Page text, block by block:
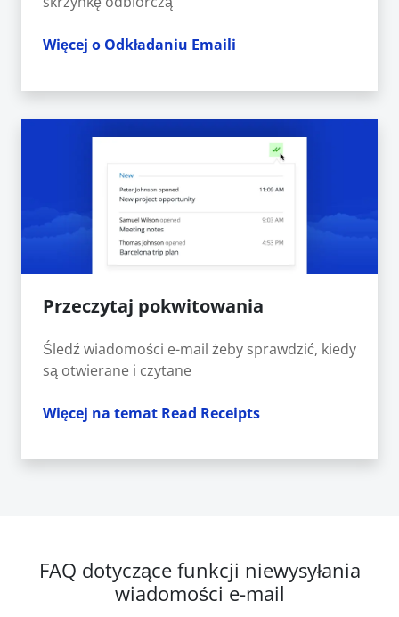
Więcej o Odkładaniu Emaili
Przeczytaj pokwitowania
Śledź wiadomości e-mail żeby sprawdzić, kiedy
są otwierane i czytane
Więcej na temat Read Receipts
FAQ dotyczące funkcji niewysyłania
wiadomości e-mail